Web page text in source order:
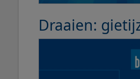
Draaien: